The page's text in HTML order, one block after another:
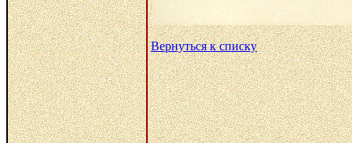
Вернуться к списку